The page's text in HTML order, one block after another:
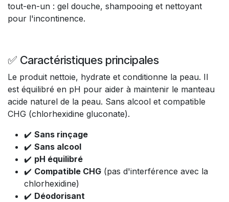
tout-en-un : gel douche, shampooing et nettoyant
pour l'incontinence.
✅ Caractéristiques principales
Le produit nettoie, hydrate et conditionne la peau. Il
est équilibré en pH pour aider à maintenir le manteau
acide naturel de la peau. Sans alcool et compatible
CHG (chlorhexidine gluconate).
✔️ Sans rinçage
✔️ Sans alcool
✔️ pH équilibré
✔️ Compatible CHG (pas d'interférence avec la
chlorhexidine)
✔️ Déodorisant